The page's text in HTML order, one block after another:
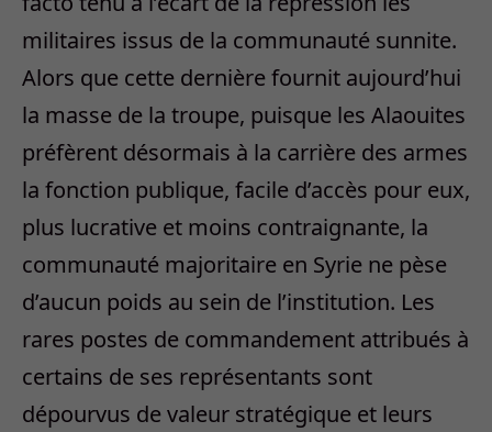
militaires issus de la communauté sunnite.
Alors que cette dernière fournit aujourd’hui
la masse de la troupe, puisque les Alaouites
préfèrent désormais à la carrière des armes
la fonction publique, facile d’accès pour eux,
plus lucrative et moins contraignante, la
communauté majoritaire en Syrie ne pèse
d’aucun poids au sein de l’institution. Les
rares postes de commandement attribués à
certains de ses représentants sont
dépourvus de valeur stratégique et leurs